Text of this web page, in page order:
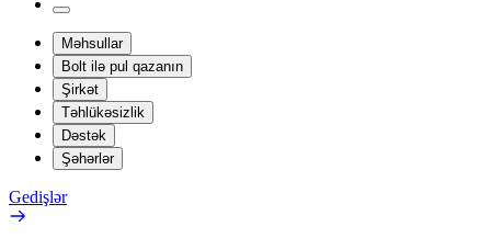
Məhsullar
Bolt ilə pul qazanın
Şirkət
Təhlükəsizlik
Dəstək
Şəhərlər
Gedişlər